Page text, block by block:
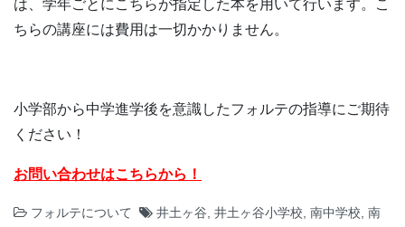
は、学年ごとにこちらが指定した本を用いて行います。こ
ちらの講座には費用は一切かかりません。
小学部から中学進学後を意識したフォルテの指導にご期待
ください！
お問い合わせはこちらから！
フォルテについて 井土ヶ谷, 井土ヶ谷小学校, 南中学校, 南